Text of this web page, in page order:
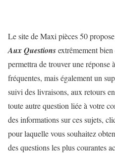
Le site de Maxi pièces 50
Aux Questionsextrêmement
permettra de trouver une réponse
fréquentes, mais également un
suivi des livraisons, aux retours
toute autre question liée à votre
des informations sur ces sujets,
pour laquelle vous souhaitez
des questions les plus courantes